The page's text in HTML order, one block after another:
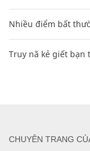
Nhiều điểm bất
Truy nã kẻ giết
CHUYÊN TRANG